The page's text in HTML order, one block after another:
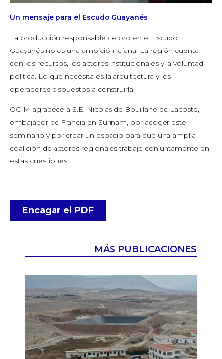
Un mensaje para el Escudo Guayanés
La producción responsable de oro en el Escudo
Guayanés no es una ambición lejana. La región cuenta
con los recursos, los actores institucionales y la voluntad
política. Lo que necesita es la arquitectura y los
operadores dispuestos a construirla.
OCIM agradece a S.E. Nicolas de Bouillane de Lacoste,
embajador de Francia en Surinam, por acoger este
seminario y por crear un espacio para que una amplia
coalición de actores regionales trabaje conjuntamente en
estas cuestiones.
Encagar el PDF
MÁS PUBLICACIONES